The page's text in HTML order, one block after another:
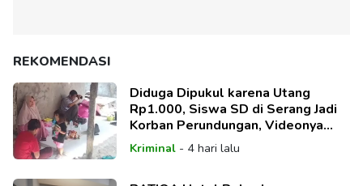
REKOMENDASI
Diduga Dipukul karena Utang
Rp1.000, Siswa SD di Serang Jadi
Korban Perundungan, Videonya
Viral
Kriminal- 4 hari lalu